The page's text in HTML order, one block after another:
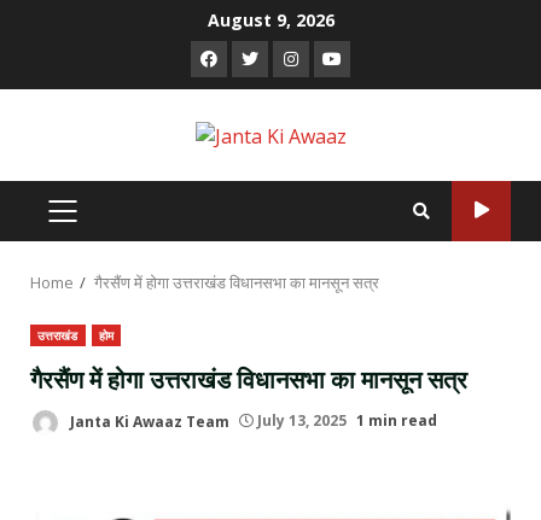
August 9, 2026
Facebook
TwitterInstagram
Youtube
PRIMARY
MENU
Home गैरसैंण में होगा उत्तराखंड विधानसभा का मानसून सत्र
उत्तराखंड होम
गैरसैंण में होगा उत्तराखंड विधानसभा का मानसून सत्र
Janta Ki Awaaz Team July 13, 2025 1 min read